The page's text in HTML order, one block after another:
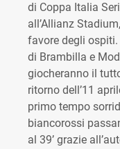
di Coppa Italia
all’Allianz
favore degli
di Brambilla e
giocheranno il
ritorno dell’11
primo tempo
biancorossi
al 39’ grazie